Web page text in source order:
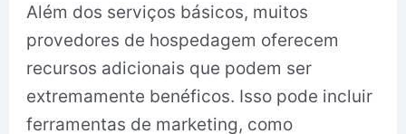
Além dos serviços básicos, muitos
provedores de hospedagem oferecem
recursos adicionais que podem ser
extremamente benéficos. Isso pode incluir
ferramentas de marketing, como